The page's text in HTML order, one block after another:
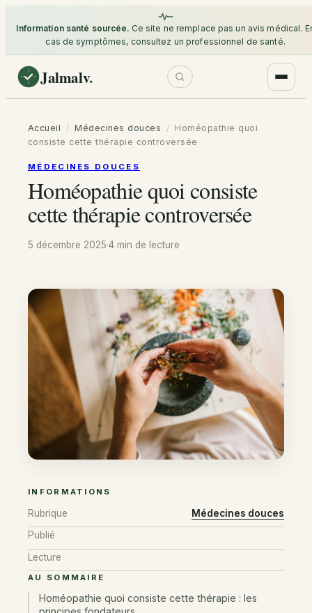
Information santé sourcée. Ce site ne remplace pas un avis médical.
cas de symptômes, consultez un professionnel de santé.
Jalmalv.
Accueil / Médecines douces / Homéopathie quoi
consiste cette thérapie controversée
MÉDECINES DOUCES
Homéopathie quoi consiste
cette thérapie controversée
5 décembre 2025·4 min de lecture
INFORMATIONS
Rubrique
Médecines douces
Publié
Lecture
AU SOMMAIRE
Homéopathie quoi consiste cette thérapie : les